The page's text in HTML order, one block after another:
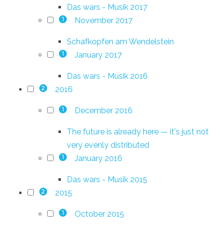
Das wars - Musik 2017
1 November 2017
Schafkopfen am Wendelstein
1 January 2017
Das wars - Musik 2016
2 2016
1 December 2016
The future is already here — it's just not
very evenly distributed
1 January 2016
Das wars - Musik 2015
2 2015
1 October 2015